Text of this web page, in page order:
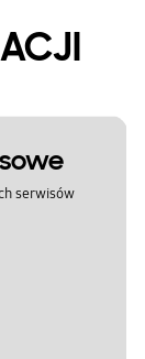
serwisów